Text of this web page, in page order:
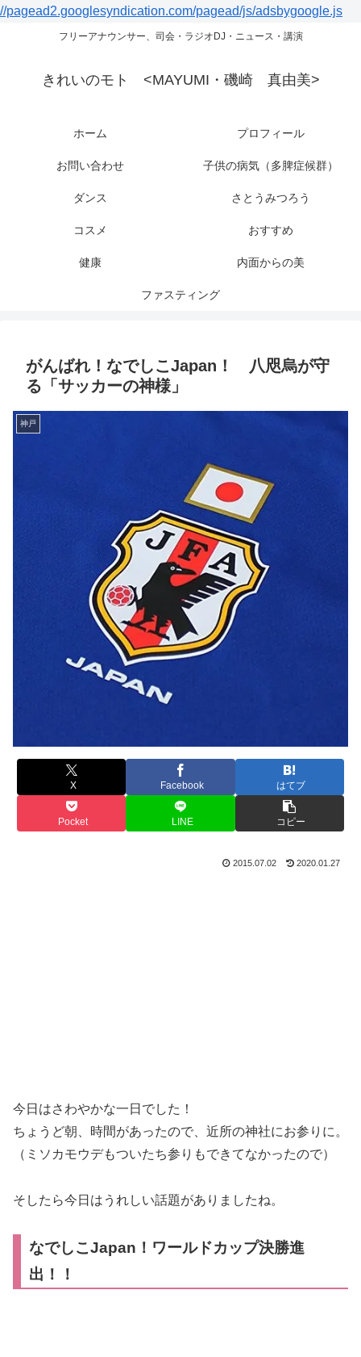
//pagead2.googlesyndication.com/pagead/js/adsbygoogle.js
フリーアナウンサー、司会・ラジオDJ・ニュース・講演
きれいのモト <MAYUMI・磯崎 真由美>
ホーム プロフィール
お問い合わせ 子供の病気（多脾症候群）
ダンス さとうみつろう
コスメ おすすめ
健康 内面からの美
ファスティング
がんばれ！なでしこJapan！ 八咫烏が守
る「サッカーの神様」
神戸
X Facebook はてブ
Pocket LINE コピー
2015.07.02 2020.01.27
今日はさわやかな一日でした！
ちょうど朝、時間があったので、近所の神社にお参りに。
（ミソカモウデもついたち参りもできてなかったので）
そしたら今日はうれしい話題がありましたね。
なでしこJapan！ワールドカップ決勝進
出！！